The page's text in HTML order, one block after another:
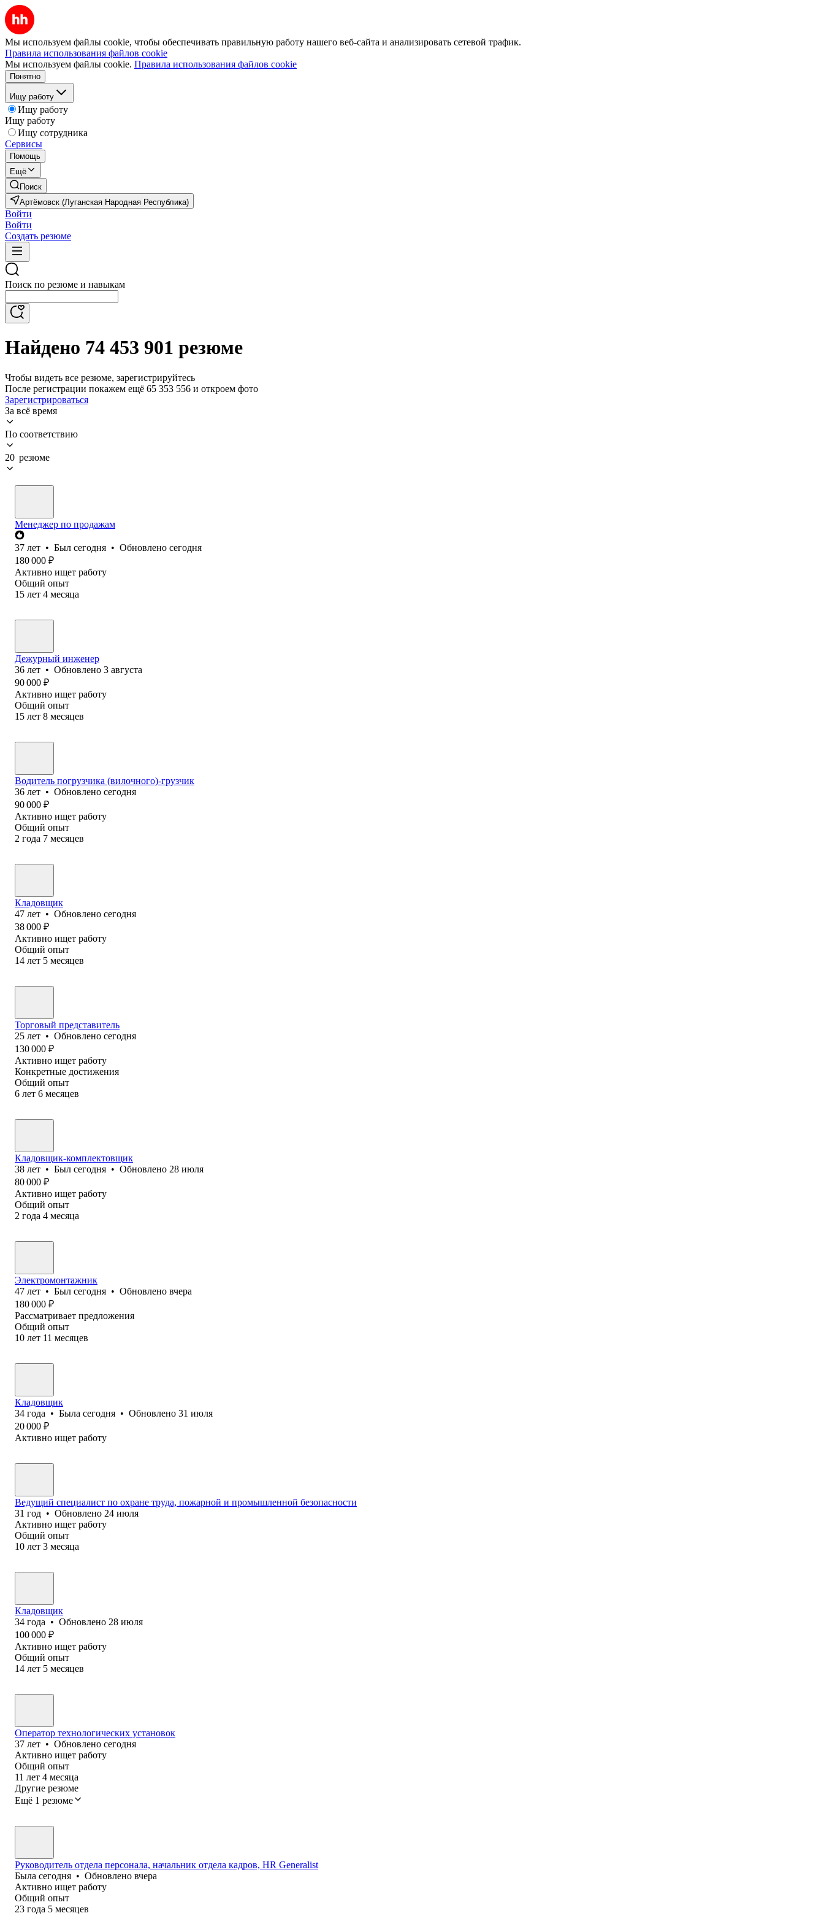
Мы используем файлы cookie, чтобы обеспечивать правильную работу нашего веб-сайта и анализировать сетевой трафик.
Правила использования файлов cookie
Мы используем файлы cookie. Правила использования файлов cookie
Понятно
Ищу работу
Ищу работу
Ищу работу
Ищу сотрудника
Сервисы
Помощь
Ещё
Поиск
Артёмовск (Луганская Народная Республика)
Войти
Войти
Создать резюме
Поиск по резюме и навыкам
Найдено 74 453 901 резюме
Чтобы видеть все резюме, зарегистрируйтесь
После регистрации покажем ещё 65 353 556 и откроем фото
Зарегистрироваться
За всё время
По соответствию
20 резюме
Менеджер по продажам
37 лет • Был сегодня • Обновлено сегодня
180 000 ₽
Активно ищет работу
Общий опыт
15 лет 4 месяца
Дежурный инженер
36 лет • Обновлено 3 августа
90 000 ₽
Активно ищет работу
Общий опыт
15 лет 8 месяцев
Водитель погрузчика (вилочного)-грузчик
36 лет • Обновлено сегодня
90 000 ₽
Активно ищет работу
Общий опыт
2 года 7 месяцев
Кладовщик
47 лет • Обновлено сегодня
38 000 ₽
Активно ищет работу
Общий опыт
14 лет 5 месяцев
Торговый представитель
25 лет • Обновлено сегодня
130 000 ₽
Активно ищет работу
Конкретные достижения
Общий опыт
6 лет 6 месяцев
Кладовщик-комплектовщик
38 лет • Был сегодня • Обновлено 28 июля
80 000 ₽
Активно ищет работу
Общий опыт
2 года 4 месяца
Электромонтажник
47 лет • Был сегодня • Обновлено вчера
180 000 ₽
Рассматривает предложения
Общий опыт
10 лет 11 месяцев
Кладовщик
34 года • Была сегодня • Обновлено 31 июля
20 000 ₽
Активно ищет работу
Ведущий специалист по охране труда, пожарной и промышленной безопасности
31 год • Обновлено 24 июля
Активно ищет работу
Общий опыт
10 лет 3 месяца
Кладовщик
34 года • Обновлено 28 июля
100 000 ₽
Активно ищет работу
Общий опыт
14 лет 5 месяцев
Оператор технологических установок
37 лет • Обновлено сегодня
Активно ищет работу
Общий опыт
11 лет 4 месяца
Другие резюме
Ещё 1 резюме
Руководитель отдела персонала, начальник отдела кадров, HR Generalist
Была сегодня • Обновлено вчера
Активно ищет работу
Общий опыт
23 года 5 месяцев